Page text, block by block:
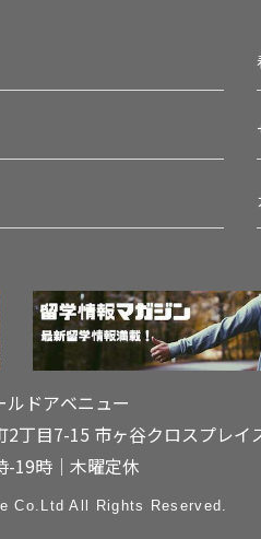
ドアベニュー
2丁目7-15 市ヶ谷クロスプレイ
-19時｜木曜定休
Co.Ltd All Rights Reserved.